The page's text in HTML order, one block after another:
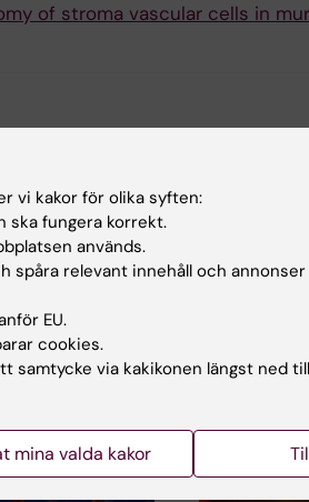
of stroma vascular cells in
vi kakor för olika syften:
ska fungera korrekt.
används.
spåra relevant innehåll och
EU.
cookies.
samtycke via kakikonen längst ned
mina valda kakor